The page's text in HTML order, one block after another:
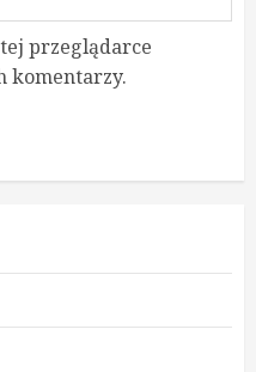
przeglądarce
komentarzy.